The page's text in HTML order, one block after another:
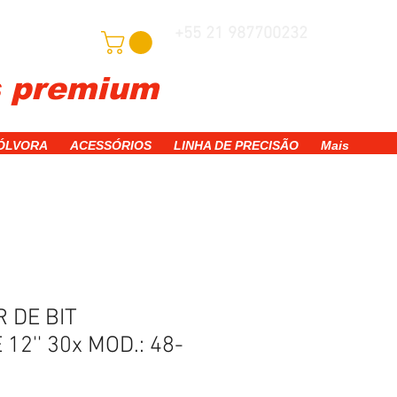
premium
ACESSÓRIOS LINHA DE PRECISÃO Mais
DE BIT
12'' 30x MOD.: 48-